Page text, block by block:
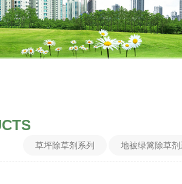
草坪除草剂系列 地被绿篱除草剂